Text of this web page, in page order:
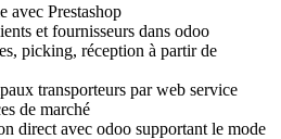
avec Prestashop
et fournisseurs dans odoo
picking, réception à partir de
transporteurs par web service
de marché
direct avec odoo supportant le mode